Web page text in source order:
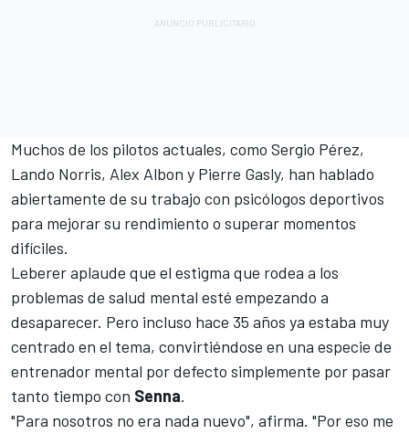
Muchos de los pilotos actuales, como Sergio Pérez,
Lando Norris, Alex Albon y Pierre Gasly, han hablado
abiertamente de su trabajo con psicólogos deportivos
para mejorar su rendimiento o superar momentos
difíciles.
Leberer aplaude que el estigma que rodea a los
problemas de salud mental esté empezando a
desaparecer. Pero incluso hace 35 años ya estaba muy
centrado en el tema, convirtiéndose en una especie de
entrenador mental por defecto simplemente por pasar
tanto tiempo con Senna.
"Para nosotros no era nada nuevo", afirma. "Por eso me